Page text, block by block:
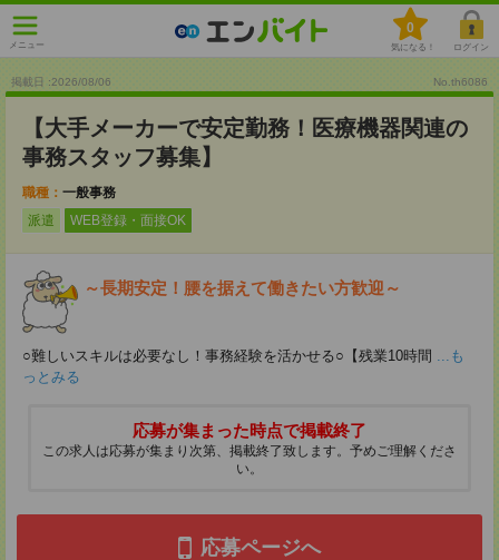
メニュー
0
気になる！ ログイン
掲載日 :2026/08/06 No.th6086
【大手メーカーで安定勤務！医療機器関連の
事務スタッフ募集】
職種： 一般事務
派遣
WEB登録・面接OK
～長期安定！腰を据えて働きたい方歓迎～
○難しいスキルは必要なし！事務経験を活かせる○【残業10時間 ...も
っとみる
応募が集まった時点で掲載終了
この求人は応募が集まり次第、掲載終了致します。予めご理解くださ
い。
応募ページへ